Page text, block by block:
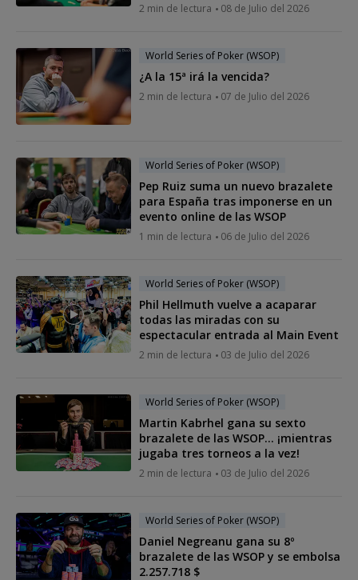
2 min de lectura 08 de Julio del 2026
World Series of Poker (WSOP)
¿A la 15ª irá la vencida?
2 min de lectura 07 de Julio del 2026
World Series of Poker (WSOP)
Pep Ruiz suma un nuevo brazalete
para España tras imponerse en un
evento online de las WSOP
1 min de lectura 06 de Julio del 2026
World Series of Poker (WSOP)
Phil Hellmuth vuelve a acaparar
todas las miradas con su
espectacular entrada al Main Event
2 min de lectura 03 de Julio del 2026
World Series of Poker (WSOP)
Martin Kabrhel gana su sexto
brazalete de las WSOP... ¡mientras
jugaba tres torneos a la vez!
2 min de lectura 03 de Julio del 2026
World Series of Poker (WSOP)
Daniel Negreanu gana su 8º
brazalete de las WSOP y se embolsa
2.257.718 $